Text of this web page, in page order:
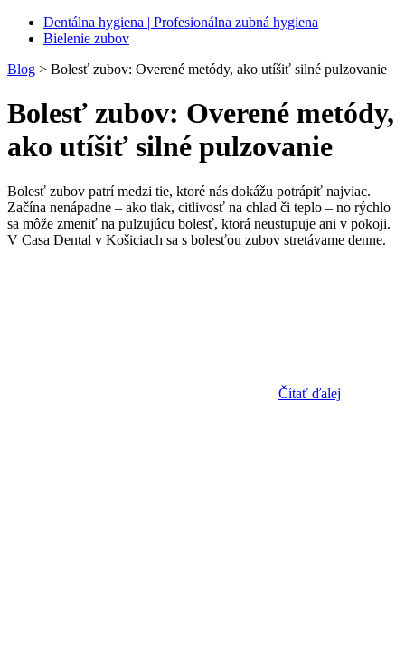
Dentálna hygiena | Profesionálna zubná hygiena
Bielenie zubov
Blog > Bolesť zubov: Overené metódy, ako utíšiť silné pulzovanie
Bolesť zubov: Overené metódy,
ako utíšiť silné pulzovanie
Bolesť zubov patrí medzi tie, ktoré nás dokážu potrápiť najviac.
Začína nenápadne – ako tlak, citlivosť na chlad či teplo – no rýchlo
sa môže zmeniť na pulzujúcu bolesť, ktorá neustupuje ani v pokoji.
V Casa Dental v Košiciach sa s bolesťou zubov stretávame denne.
Čítať ďalej